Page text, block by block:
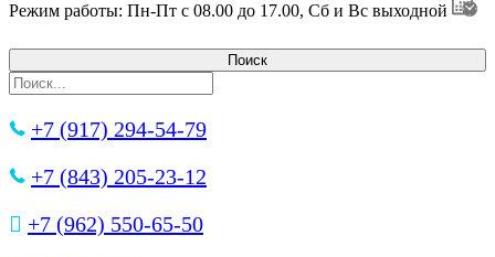
Режим работы: Пн-Пт с 08.00 до 17.00, Сб и Вс выходной
+7 (917) 294-54-79
+7 (843) 205-23-12
+7 (962) 550‑65‑50‬